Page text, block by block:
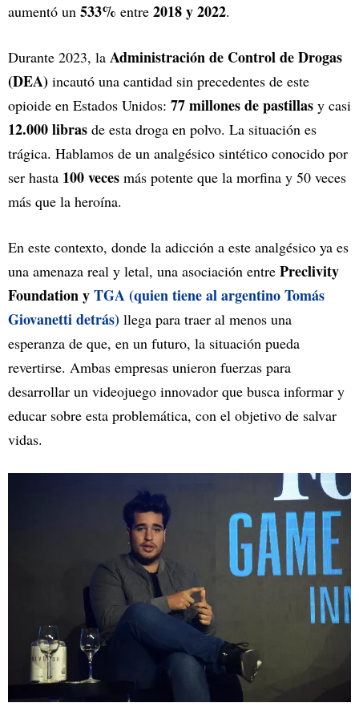
aumentó un 533% entre 2018 y 2022.
Durante 2023, la Administración de Control de Drogas
(DEA) incautó una cantidad sin precedentes de este
opioide en Estados Unidos: 77 millones de pastillas y casi
12.000 libras de esta droga en polvo. La situación es
trágica. Hablamos de un analgésico sintético conocido por
ser hasta 100 veces más potente que la morfina y 50 veces
más que la heroína.
En este contexto, donde la adicción a este analgésico ya es
una amenaza real y letal, una asociación entre Preclivity
Foundation yTGA (quien tiene al argentino Tomás
Giovanetti detrás) llega para traer al menos una
esperanza de que, en un futuro, la situación pueda
revertirse. Ambas empresas unieron fuerzas para
desarrollar un videojuego innovador que busca informar y
educar sobre esta problemática, con el objetivo de salvar
vidas.